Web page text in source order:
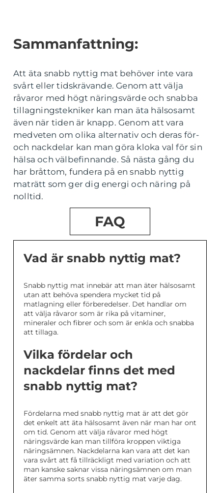
Sammanfattning:
Att äta snabb nyttig mat behöver inte vara
svårt eller tidskrävande. Genom att välja
råvaror med högt näringsvärde och snabba
tillagningstekniker kan man äta hälsosamt
även när tiden är knapp. Genom att vara
medveten om olika alternativ och deras för-
och nackdelar kan man göra kloka val för sin
hälsa och välbefinnande. Så nästa gång du
har bråttom, fundera på en snabb nyttig
maträtt som ger dig energi och näring på
nolltid.
FAQ
Vad är snabb nyttig mat?
Snabb nyttig mat innebär att man äter hälsosamt
utan att behöva spendera mycket tid på
matlagning eller förberedelser. Det handlar om
att välja råvaror som är rika på vitaminer,
mineraler och fibrer och som är enkla och snabba
att tillaga.
Vilka fördelar och
nackdelar finns det med
snabb nyttig mat?
Fördelarna med snabb nyttig mat är att det gör
det enkelt att äta hälsosamt även när man har ont
om tid. Genom att välja råvaror med högt
näringsvärde kan man tillföra kroppen viktiga
näringsämnen. Nackdelarna kan vara att det kan
vara svårt att få tillräckligt med variation och att
man kanske saknar vissa näringsämnen om man
äter samma sorts snabb nyttig mat varje dag.